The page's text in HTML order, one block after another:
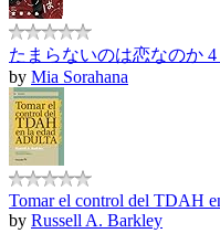
たまらないのは恋なのか 4
by Mia Sorahana
Tomar el control del TDAH
by Russell A. Barkley